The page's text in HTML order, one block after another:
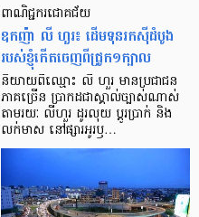
ពាណិជ្ជករជោគជ័យ
ឧកញ៉ា លី ហួរ៖ ដើមទុនរកស៊ីដំបូង
របស់ខ្ញុំកើតចេញពីជ្រូក១ក្បាល
និយាយ​ពី​ឈ្មោះ លី ហួរ មាន​ប្រជាជន​
ភាគ​ច្រើន ប្រាកដ​ជា​ស្គាល់​ច្បាស់​ណាស់
តាមរយៈ លីហួរ ដូរ​លុយ ប្តូរ​បា្រក់ និង​
លក់​មាស នៅ​ផ្សារ​អូរ​ឫ…